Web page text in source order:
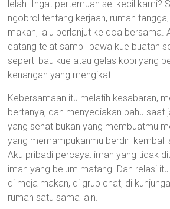
lelah. Ingat pertemuan sel kecil kami?
ngobrol tentang kerjaan, rumah
makan, lalu berlanjut ke doa bersama.
datang telat sambil bawa kue buatan
seperti bau kue atau gelas kopi yang
kenangan yang mengikat.
Kebersamaan itu melatih kesabaran,
bertanya, dan menyediakan bahu saat
yang sehat bukan yang membuatmu
yang memampukanmu berdiri kembali
Aku pribadi percaya: iman yang tidak
iman yang belum matang. Dan relasi
di meja makan, di grup chat, di
rumah satu sama lain.